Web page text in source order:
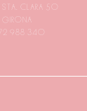
STA. CLARA 50
988 340